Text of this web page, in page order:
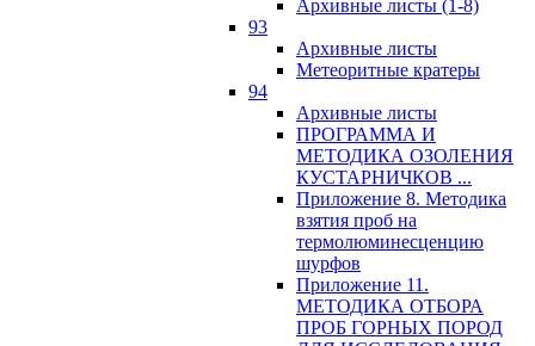
Архивные листы (1-8)
93
Архивные листы
Метеоритные кратеры
94
Архивные листы
ПРОГРАММА И
МЕТОДИКА ОЗОЛЕНИЯ
КУСТАРНИЧКОВ ...
Приложение 8. Методика
взятия проб на
термолюминесценцию
шурфов
Приложение 11.
МЕТОДИКА ОТБОРА
ПРОБ ГОРНЫХ ПОРОД